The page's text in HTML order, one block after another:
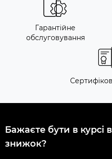
Гарантійне
обслуговування
Бажаєте бути в курсі
знижок?